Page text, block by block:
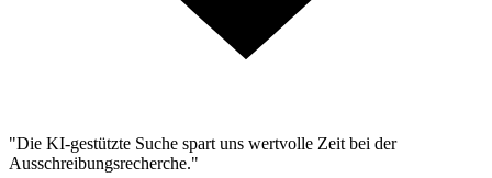
"Die KI-gestützte Suche spart uns wertvolle Zeit bei der
Ausschreibungsrecherche."